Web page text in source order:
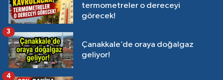
termometreler o dereceyi
görecek!
Çanakkale’de oraya doğalgaz
geliyor!
3
4